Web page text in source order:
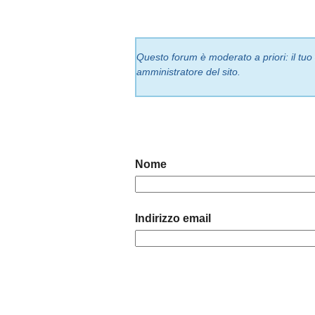
Questo forum è moderato a priori: il
amministratore del sito.
Nome
Indirizzo email